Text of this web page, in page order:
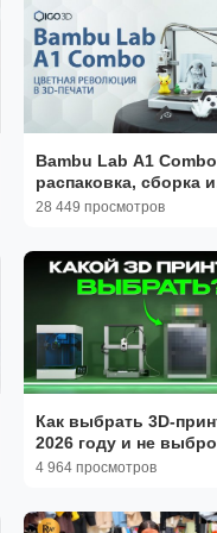
Bambu Lab A1
распаковка, сборка и
первая 3D-печать
28 449 просмотров
Как выбрать 3D-
2026 году и не
деньги?
4 964 просмотров